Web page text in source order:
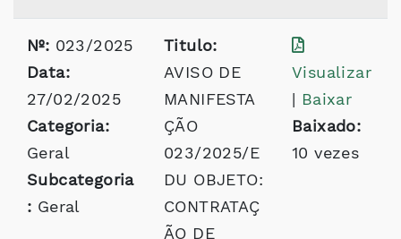
Nº: 023/2025
Data:
27/02/2025
Categoria:
Geral
Subcategoria
: Geral
Titulo:
AVISO DE
MANIFESTA
ÇÃO
023/2025/E
DU OBJETO:
CONTRATAÇ
ÃO DE
Visualizar
| Baixar
Baixado:
10 vezes